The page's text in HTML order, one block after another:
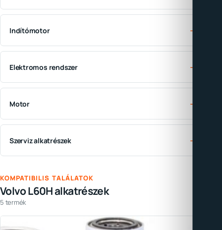
Indítómotor →
Elektromos rendszer →
Motor →
Szerviz alkatrészek →
KOMPATIBILIS TALÁLATOK
Volvo L60H alkatrészek
5 termék